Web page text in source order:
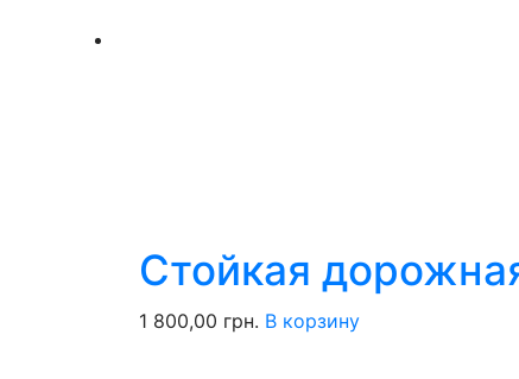
Стойкая
1 800,00 грн. В корзину